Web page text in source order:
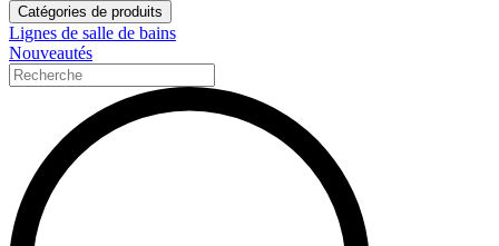
Catégories de produits
Lignes de salle de bains
Nouveautés